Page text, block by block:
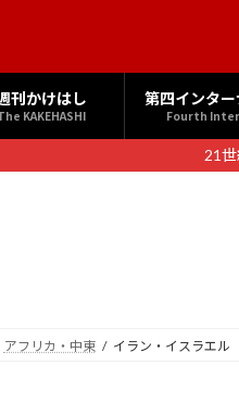
刊かけはし
KAKEHASHI
第四インタ
Fourth
21
アフリカ・中東 イラン・イスラエ